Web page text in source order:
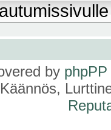
by phpPP
Käännös,